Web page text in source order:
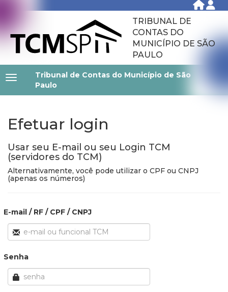
TRIBUNAL DE
CONTAS DO
MUNICÍPIO DE SÃO
PAULO
Tribunal de Contas do Município de São
Paulo
Efetuar login
Usar seu E-mail ou seu Login TCM
(servidores do TCM)
Alternativamente, você pode utilizar o CPF ou CNPJ
(apenas os números)
E-mail / RF / CPF / CNPJ
Senha